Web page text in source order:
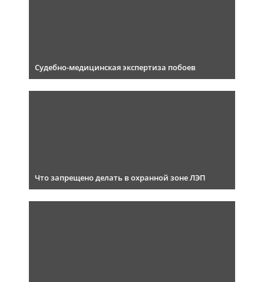
Судебно-медицинская экспертиза побоев
Что запрещено делать в охранной зоне ЛЭП